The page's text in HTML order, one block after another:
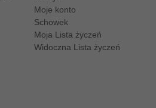
Moje konto
Schowek
Moja Lista życzeń
Widoczna Lista życzeń